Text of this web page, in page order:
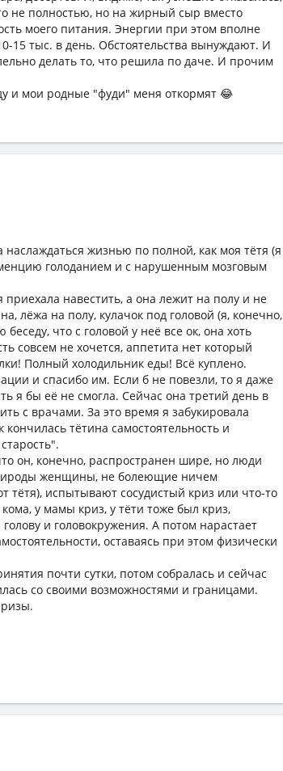
не полностью, но на жирный сыр вместо
моего питания. Энергии при этом вполне
15 тыс. в день. Обстоятельства вынуждают. И
делать то, что решила по даче. И прочим
и мои родные "фуди" меня откормят 😂
жизнью по полной, как моя тётя (я
голоданием и с нарушенным мозговым
навестить, а она лежит на полу и не
лёжа на полу, кулачок под головой (я, конечно,
что с головой у неё все ок, она хоть
совсем не хочется, аппетита нет который
Полный холодильник еды! Всё куплено.
и спасибо им. Если б не повезли, то я даже
я бы её не смогла. Сейчас она третий день в
с врачами. За это время я забукировала
тётина самостоятельность и
он, конечно, распространен шире, но люди
женщины, не болеющие ничем
тётя), испытывают сосудистый криз или что-то
у мамы криз, у тёти тоже был криз,
и головокружения. А потом нарастает
оставаясь при этом физически
почти сутки, потом собралась и сейчас
со своими возможностями и границами.